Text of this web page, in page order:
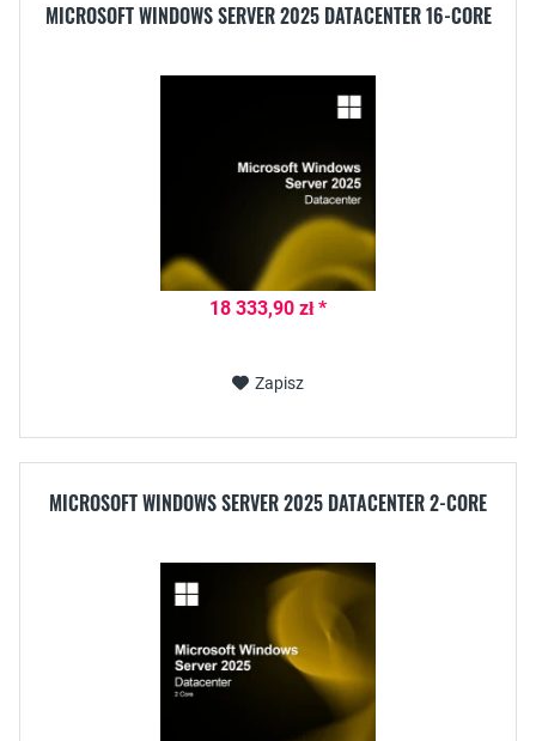
MICROSOFT WINDOWS SERVER 2025 DATACENTER 16-CORE
18 333,90 zł *
Zapisz
MICROSOFT WINDOWS SERVER 2025 DATACENTER 2-CORE